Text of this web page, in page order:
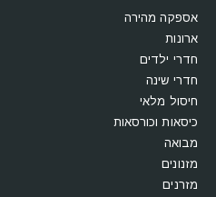
אספקה מהירה
ארונות
חדרי ילדים
חדרי שינה
חיסול מלאי
כיסאות וכורסאות
מבואה
מזנונים
מזרנים